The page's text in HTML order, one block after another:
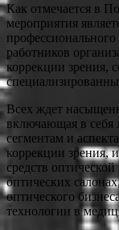
Как отмечается в
мероприятия
профессионального
работников
коррекции зрения,
Всех ждет
включающая в себя
сегментам и
коррекции зрения,
средств
оптических
оптического
технологии в